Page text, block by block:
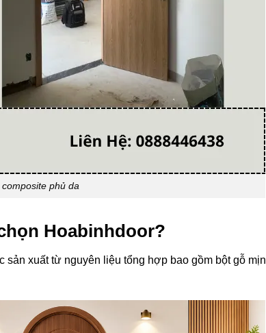
phủ da
Hoabinhdoor?
xuất từ nguyên liệu tổng hợp bao gồm bột gỗ